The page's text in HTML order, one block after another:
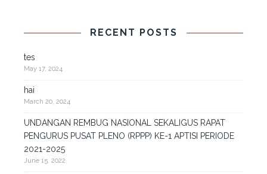
RECENT POSTS
tes
May 17, 2024
hai
March 20, 2024
UNDANGAN REMBUG NASIONAL SEKALIGUS RAPAT
PENGURUS PUSAT PLENO (RPPP) KE-1 APTISI PERIODE
2021-2025
June 15, 2022